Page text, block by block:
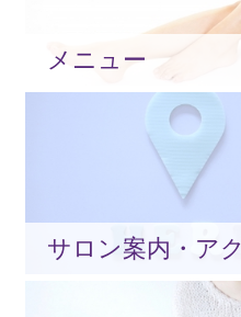
メニュー
サロン案内・ア